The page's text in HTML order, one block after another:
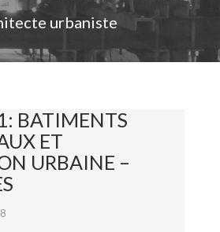
urbaniste
BATIMENTS
ET
URBAINE –